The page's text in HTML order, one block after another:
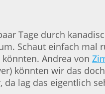
Tage durch
Schaut einfach mal
Andrea von
könnten wir das
da lag das eigentlich